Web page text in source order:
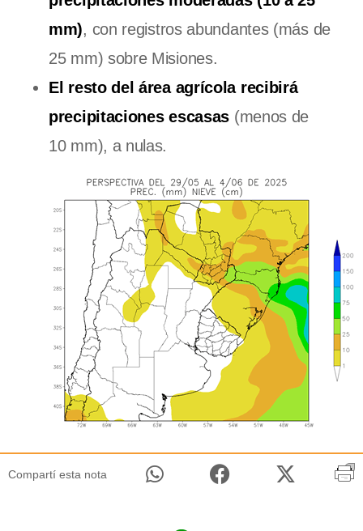
mm), con registros abundantes (más de
25 mm) sobre Misiones.
El resto del área agrícola recibirá
precipitaciones escasas (menos de
10 mm), a nulas.
Compartí esta nota